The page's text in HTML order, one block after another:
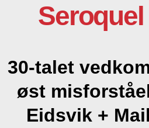
30-talet
øst
Eidsvik +